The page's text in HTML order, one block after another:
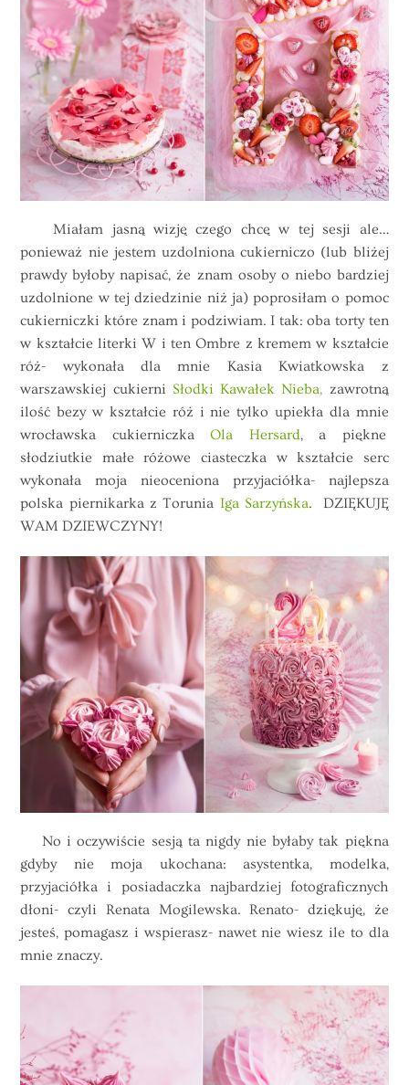
Miałam jasną wizję czego chcę w tej sesji ale…
ponieważ nie jestem uzdolniona cukierniczo (lub bliżej
prawdy byłoby napisać, że znam osoby o niebo bardziej
uzdolnione w tej dziedzinie niż ja) poprosiłam o pomoc
cukierniczki które znam i podziwiam. I tak: oba torty ten
w kształcie literki W i ten Ombre z kremem w kształcie
róż- wykonała dla mnie Kasia Kwiatkowska z
warszawskiej cukierni Słodki Kawałek Nieba, zawrotną
ilość bezy w kształcie róż i nie tylko upiekła dla mnie
wrocławska cukierniczkaOla Hersard, a piękne
słodziutkie małe różowe ciasteczka w kształcie serc
wykonała moja nieoceniona przyjaciółka- najlepsza
polska piernikarka z Torunia Iga Sarzyńska. DZIĘKUJĘ
WAM DZIEWCZYNY!
No i oczywiście sesją ta nigdy nie byłaby tak piękna
gdyby nie moja ukochana: asystentka, modelka,
przyjaciółka i posiadaczka najbardziej fotograficznych
dłoni- czyli Renata Mogilewska. Renato- dziękuję, że
jesteś, pomagasz i wspierasz- nawet nie wiesz ile to dla
mnie znaczy.